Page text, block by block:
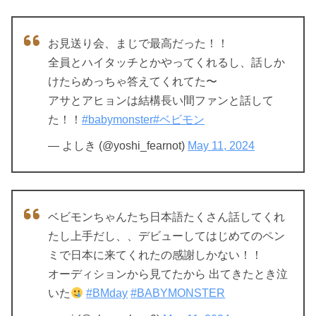
お見送り会、まじで最高だった！！
全員とハイタッチとかやってくれるし、話しか
けたらめっちゃ答えてくれてた〜
アサとアヒョンは結構長い間ファンと話して
た！！ #babymonster#ベビモン
— よしき (@yoshi_fearnot) May 11, 2024
ベビモンちゃんたち日本語たくさん話してくれ
たし上手だし、、デビューしてはじめてのペン
ミで日本に来てくれたの感謝しかない！！
オーディションから見てたから 出てきたとき泣
いた
#BMday #BABYMONSTER